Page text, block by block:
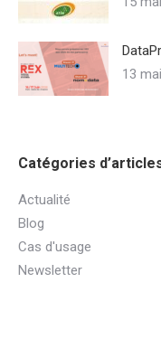
13
Catégories
Actualité
Blog
Cas d'usage
Newsletter